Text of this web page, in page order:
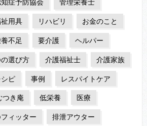
症予防協会 管理栄養士
用具 リハビリ お金のこと
不足 要介護 ヘルパー
選び方 介護福祉士 介護家族
ピ 事例 レスパイトケア
つき庵 低栄養 医療
ィッター 排泄アウター